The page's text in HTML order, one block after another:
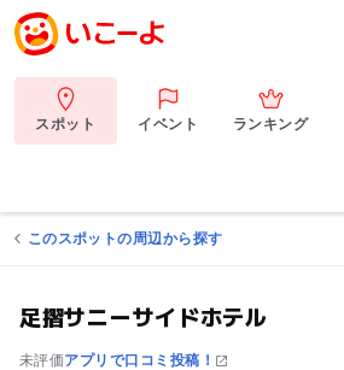
スポット イベント ランキング
このスポットの周辺から探す
足摺サニーサイドホテル
未評価アプリで口コミ投稿！